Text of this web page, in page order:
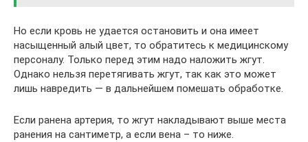
Но если кровь не удается остановить и она имеет
насыщенный алый цвет, то обратитесь к медицинскому
персоналу. Только перед этим надо наложить жгут.
Однако нельзя перетягивать жгут, так как это может
лишь навредить — в дальнейшем помешать обработке.
Если ранена артерия, то жгут накладывают выше места
ранения на сантиметр, а если вена – то ниже.